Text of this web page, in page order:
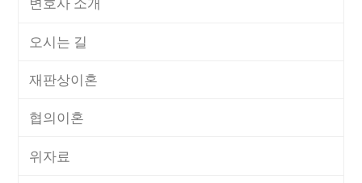
오시는 길
재판상이혼
협의이혼
위자료